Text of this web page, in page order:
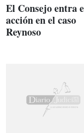
El Consejo entra
acción en el caso
Reynoso